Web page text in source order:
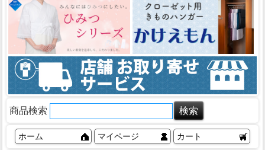
商品検索
ホーム マイページ カート